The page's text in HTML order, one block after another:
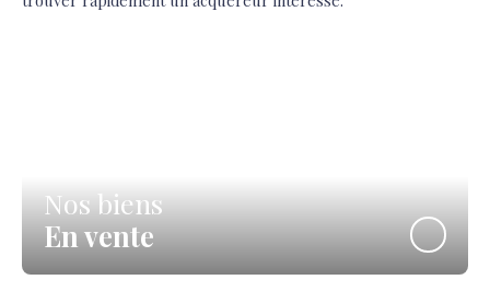
Nos biens
En vente